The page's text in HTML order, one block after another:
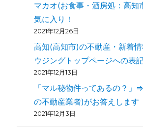
マカオ(お食事・酒房処：高知
気に入り！
2021年12月26日
高知(高知市)の不動産・新着
ウジングトップページへの表
2021年12月13日
「マル秘物件ってあるの？」
の不動産業者)がお答えします
2021年12月3日